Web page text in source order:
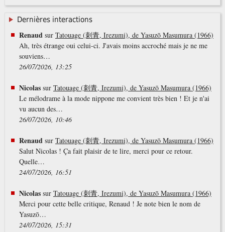
Dernières interactions
Renaud sur Tatouage (刺青, Irezumi), de Yasuzō Masumura (1966)
Ah, très étrange oui celui-ci. J'avais moins accroché mais je ne me
souviens…
26/07/2026, 13:25
Nicolassur Tatouage (刺青, Irezumi), de Yasuzō Masumura (1966)
Le mélodrame à la mode nippone me convient très bien ! Et je n'ai
vu aucun des…
26/07/2026, 10:46
Renaud sur Tatouage (刺青, Irezumi), de Yasuzō Masumura (1966)
Salut Nicolas ! Ça fait plaisir de te lire, merci pour ce retour.
Quelle…
24/07/2026, 16:51
Nicolassur Tatouage (刺青, Irezumi), de Yasuzō Masumura (1966)
Merci pour cette belle critique, Renaud ! Je note bien le nom de
Yasuzō…
24/07/2026, 15:31